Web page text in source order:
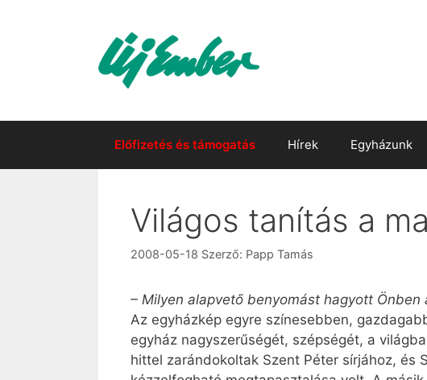
Előfizetés és támogatás Hírek Egyházunk
Világos tanítás a
2008-05-18 Szerző: Papp Tamás
– Milyen alapvető benyomást hagyott
Az egyházkép egyre színesebben,
egyház nagyszerűségét, szépségét, a
hittel zarándokoltak Szent Péter sírjához, és